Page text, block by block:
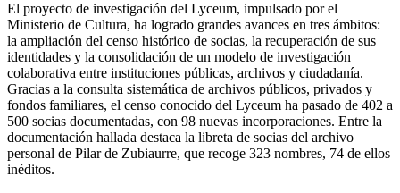
El proyecto de investigación del Lyceum, impulsado por el
Ministerio de Cultura, ha logrado grandes avances en tres ámbitos:
la ampliación del censo histórico de socias, la recuperación de sus
identidades y la consolidación de un modelo de investigación
colaborativa entre instituciones públicas, archivos y ciudadanía.
Gracias a la consulta sistemática de archivos públicos, privados y
fondos familiares, el censo conocido del Lyceum ha pasado de 402 a
500 socias documentadas, con 98 nuevas incorporaciones. Entre la
documentación hallada destaca la libreta de socias del archivo
personal de Pilar de Zubiaurre, que recoge 323 nombres, 74 de ellos
inéditos.